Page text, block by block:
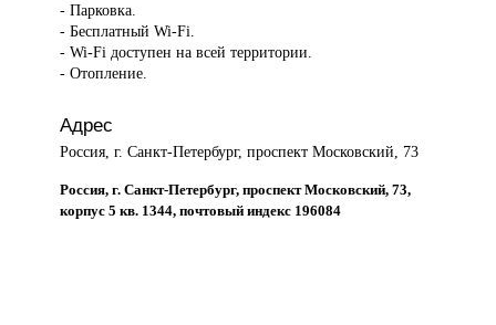
- Парковка.
- Бесплатный Wi-Fi.
- Wi-Fi доступен на всей территории.
- Отопление.
Адрес
Россия, г. Санкт-Петербург, проспект Московский, 73
Россия, г. Санкт-Петербург, проспект Московский, 73,
корпус 5 кв. 1344, почтовый индекс 196084